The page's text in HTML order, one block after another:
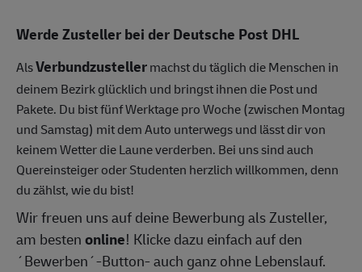
Werde Zustellerbei der Deutsche Post DHL
AlsVerbundzustellermachst du täglich die Menschen in
deinem Bezirk glücklich und bringst ihnen die Post und
Pakete. Du bist fünf Werktage pro Woche (zwischen Montag
und Samstag) mit dem Auto unterwegs und lässt dir von
keinem Wetter die Laune verderben. Bei uns sind auch
Quereinsteiger oder Studenten herzlich willkommen, denn
du zählst, wie du bist!
Wir freuen uns auf deine Bewerbung als Zusteller,
am bestenonline! Klicke dazu einfach auf den
´Bewerben´-Button- auch ganz ohne Lebenslauf.